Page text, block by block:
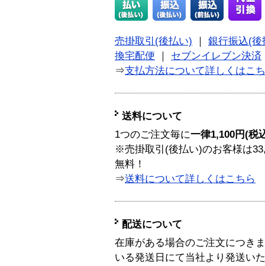
売掛取引(後払い)
銀行振込(後
換宅配便
セブンイレブン決済
⇒支払方法について詳しくはこ
送料について
1つのご注文毎に一律1,100円(税
※売掛取引(後払い)のお客様は
無料！
⇒送料について詳しくはこちら
配送について
在庫がある場合のご注文につき
いる発送日にて当社より発送い